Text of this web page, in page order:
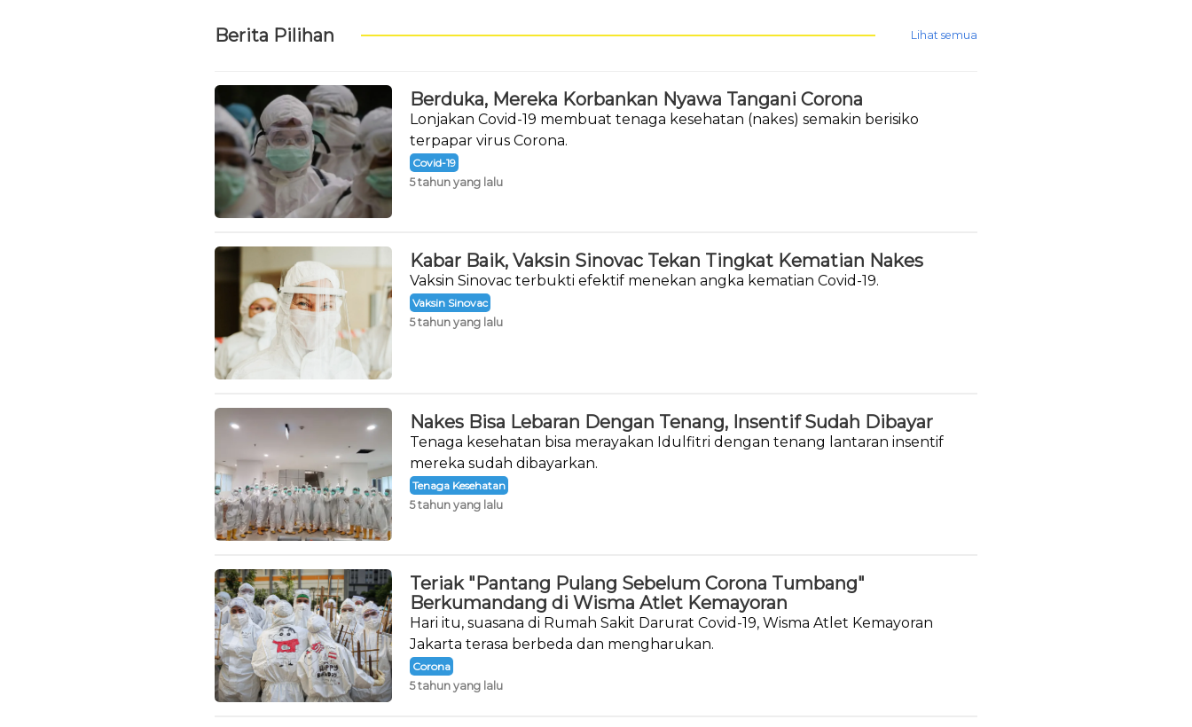
Berita Pilihan Lihat semua
Berduka, Mereka Korbankan Nyawa Tangani Corona
Lonjakan Covid-19 membuat tenaga kesehatan (nakes) semakin berisiko
terpapar virus Corona.
Covid-19
5 tahun yang lalu
Kabar Baik, Vaksin Sinovac Tekan Tingkat Kematian Nakes
Vaksin Sinovac terbukti efektif menekan angka kematian Covid-19.
Vaksin Sinovac
5 tahun yang lalu
Nakes Bisa Lebaran Dengan Tenang, Insentif Sudah Dibayar
Tenaga kesehatan bisa merayakan Idulfitri dengan tenang lantaran insentif
mereka sudah dibayarkan.
Tenaga Kesehatan
5 tahun yang lalu
Teriak "Pantang Pulang Sebelum Corona Tumbang"
Berkumandang di Wisma Atlet Kemayoran
Hari itu, suasana di Rumah Sakit Darurat Covid-19, Wisma Atlet Kemayoran
Jakarta terasa berbeda dan mengharukan.
Corona
5 tahun yang lalu